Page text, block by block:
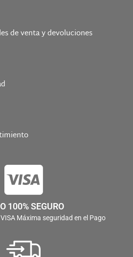
de venta y devoluciones
100% SEGURO
Máxima seguridad en el Pago